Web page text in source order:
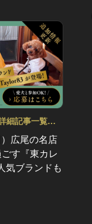
細記事一覧
広尾の名店
す『東カレ
気ブランドも